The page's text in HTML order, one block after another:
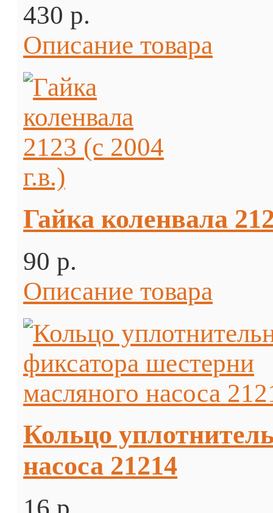
430 p.
Описание товара
Гайка коленвала
90 p.
Описание товара
Кольцо
насоса 21214